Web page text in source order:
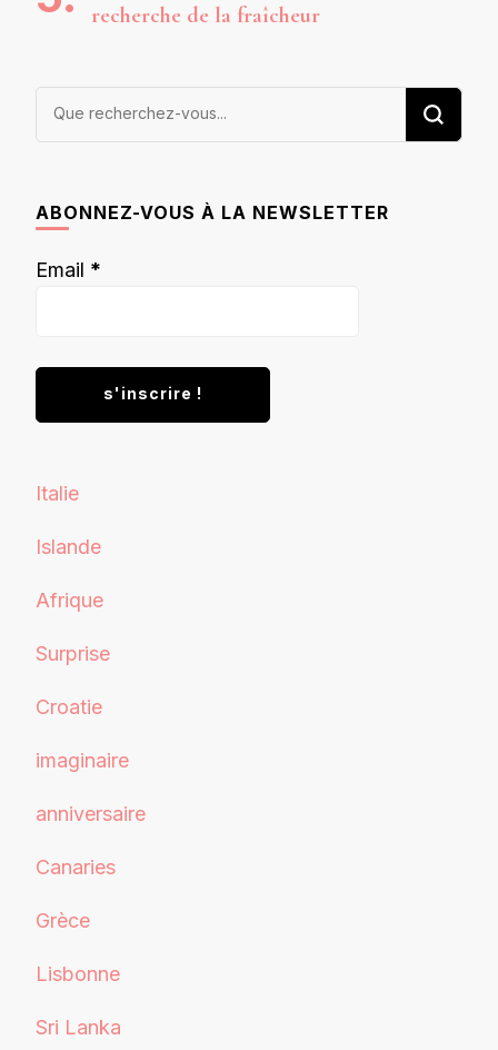
recherche de la fraîcheur
Vous
ABONNEZ-VOUS À LA NEWSLETTER
Email *
Italie
Islande
Afrique
Surprise
Croatie
imaginaire
anniversaire
Canaries
Grèce
Lisbonne
Sri Lanka